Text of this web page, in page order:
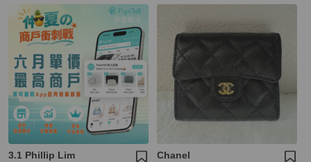
3.1 Phillip Lim Chanel